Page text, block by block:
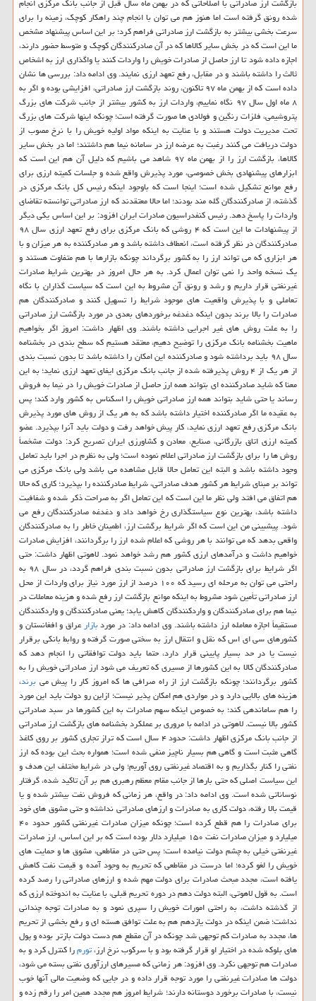
شده رونق گرفته است اما هنوز هم می توان با انجام چند راهكار كوچك، زمینه را برای
سرعت بخشی بیشتر به بازگشت ارز صادراتی فراهم كرد؛ بر این اساس پیشنهاد مشخص
ما این است كه در بخش سایر كالاها كه در آن صادركنندگان كوچك و متوسط حضور دارند،
اجازه داده شود تا ارز حاصل از صادرات خویش را واردات كنند یا واگذاری ارز به اشخاص
ثالث را داشته باشند و در مقابل، رفع تعهد ارزی نمایند. وی ادامه داد: بررسی ها نشان
داده است كه از بهمن ماه ۹۷ تاكنون، روند بازگشت ارز صادراتی، افزایشی بوده و اگر به
۸ ماه اول سال ۹۷ نگاه نماییم، واردات ارز به كشور بیشتر از جانب شركت های بزرگ
پتروشیمی، فلزات رنگین و فولادی ها صورت گرفته است؛ چونكه اینها شركت های بزرگ
تحت مدیریت دولت هستند و با عنایت به اینكه مواد اولیه خویش را با نرخ مصوب از
دولت دریافت می كنند رغبت به عرضه ارز در سامانه نیما هم داشتند؛ اما در بخش سایر
كالاها، بازگشت ارز را از بهمن ماه ۹۷ شاهد می باشیم كه دلیل آن هم این است كه
ابزارهای پیشنهادی بخش خصوصی، مورد پذیرش واقع شده و جلسات كمیته ارزی برای
رفع موانع تشكیل شده است؛ اینجا است كه باوجود اینكه رئیس كل بانك مركزی در
گذشته، از صادركنندگان گله مند بودند؛ اما حالا معتقدند كه ارز صادراتی توانسته تقاضای
واردات را پاسخ دهد. رئیس كنفدراسیون صادرات ایران افزود: بر این اساس یكی دیگر
از پیشنهادات ما این است كه ۴ روشی كه بانك مركزی برای رفع تعهد ارزی سال ۹۸
صادركنندگان در نظر گرفته است، انعطاف داشته باشد و هر صادركننده به هر میزان و با
هر ابزاری كه می تواند ارز را به كشور برگرداند چونكه بازارها با هم متفاوت هستند و
یك نسخه واحد را نمی توان اعمال كرد. به هر حال امروز در بهترین شرایط صادرات
غیرنفتی قرار داریم و رشد و رونق آن مشروط به این است كه سیاست گذاران با نگاه
تعاملی و با پذیرش واقعیت های موجود شرایط را تسهیل كنند و صادركنندگان هم
صادرات را بالا برند بدون اینكه دغدغه برخوردهای بعدی در مورد بازگشت ارز صادراتی
را به علت روش های غیر اجرایی داشته باشند. وی اظهار داشت: امروز اگر بخواهیم
ماهیت بخشنامه بانك مركزی را توضیح دهیم، معتقد هستیم كه سطح بندی در بخشنامه
سال ۹۸ باید برداشته شود و صادركننده این امكان را داشته باشد تا بدون نسبت بندی
از هر یك از ۴ روش پذیرفته شده از جانب بانك مركزی ایفای تعهد ارزی نماید؛ به این
معنا كه شاید صادركننده ای بتواند همه ارز حاصل از صادرات خویش را در نیما به فروش
رساند یا حتی شاید بتواند همه ارز صادراتی خویش را اسكناس به كشور وارد كند؛ پس
به عقیده ما اگر صادركننده اختیار داشته باشد كه به هر یك از روش های مورد پذیرش
بانك مركزی رفع تعهد ارزی نماید، كار پیش خواهد رفت و دولت باید آنرا بپذیرد. عضو
كمیته ارزی اتاق بازرگانی، صنایع، معادن و كشاورزی ایران تصریح كرد: دولت مشخصاً
روش ها را برای بازگشت ارز صادراتی اعلام نموده است؛ ولی به نظرم در اجرا باید تعامل
وجود داشته باشد و البته این تعامل حالا قابل مشاهده می باشد ولی بانك مركزی می
تواند بر مبنای شرایط هر كشور هدف صادراتی، شرایط صادركننده را بپذیرد؛ كاری كه حالا
هم اتفاق می افتد ولی نظر ما این است كه این تعامل اگر به صراحت ذكر شده و شفافیت
داشته باشد، بهترین نوع سیاستگذاری رخ خواهد داد و دغدغه صادركنندگان رفع می
شود. پیشبینی من این است كه اگر شرایط برگشت ارز، اطمینان خاطر را به صادركنندگان
واقعی بدهد كه می توانند با هر روشی كه اعلام شده ارز را برگردانند، افزایش صادرات
خواهیم داشت و درآمدهای ارزی كشور هم رشد خواهد نمود. لاهوتی اظهار داشت: حتی
اگر شرایط برای بازگشت ارز صادراتی بدون نسبت بندی فراهم گردد، در سال ۹۸ به
راحتی می توان به مرحله ای رسید كه ۱۰۰ درصد از ارز مورد نیاز برای واردات از محل
ارز صادراتی تأمین شود مشروط به اینكه موانع بازگشت ارز رفع شده و هزینه معاملات در
نیما هم برای صادركنندگان و واردكنندگان كاهش یابد؛ یعنی صادركنندگان و واردكنندگان
مستقیماً اجازه معامله ارز داشته باشند. وی ادامه داد: در موردبازارعراق و افغانستان و
كشورهای سی ای اس كه نقل و انتقال ارز به سختی صورت گرفته و روابط بانكی برقرار
نیست یا در حد بسیار پایینی قرار دارد، حتما باید دولت توافقاتی را انجام دهد كه
صادركنندگان كالا به این كشورها از مسیری كه تعریف می شود ارز صادراتی خویش را به
كشور برگردانند؛ چونكه بازگشت ارز از راه صرافی ها كه امروز كار را پیش می برند،
هزینه های بالایی دارد و در مواردی هم امكان پذیر نیست؛ ازاین رو دولت باید این مورد
را هم ساماندهی كند؛ به خصوص اینكه سهم صادرات به این كشورها در سبد صادراتی
كشور بالا نیست. لاهوتی در ادامه با مروری بر عملكرد بخشنامه های بازگشت ارز صادراتی
از جانب بانك مركزی اظهار داشت: حدود ۴ سال است كه تراز تجاری كشور بر روی كاغذ
گاهی مثبت است و گاهی هم بسیار ناچیز منفی شده است؛ همواره بحث این بوده كه ارز
نفتی را كنار بگذاریم و به اقتصاد غیرنفتی روی آوریم؛ ولی در شرایط مختلف این هدف و
این سیاست اصلی كه حتی بارها از جانب مقام معظم رهبری هم بر آن تاكید شده، گرفتار
نوساناتی شده است. وی ادامه داد: در واقع، هر زمانی كه فروش نفت بیشتر شده و یا
قیمت بالا رفته، دولت كاری به صادرات و ارزهای صادراتی نداشته و حتی مشوق های خود
برای صادرات را هم قطع كرده است؛ چونكه میزان صادرات غیرنفتی كشور حدود ۴۰
میلیارد و میزان صادرات نفت ۱۵۰ میلیارد دلار بوده است كه بر این اساس، ارز صادرات
غیرنفتی خیلی به چشم دولت نیامده است؛ پس حتی در مقاطعی، مشوق ها و حمایت های
خویش را لغو كرده؛ اما درست در مقاطعی كه تحریم به وجود آمده و قیمت نفت كاهش
یافته است، مجدد مبحث صادرات برای دولت مهم شده و ارزهای صادراتی را رصد كرده
است. به قول لاهوتی، البته دولت دهم در دوره تحریم قبلی، با عنایت به اندوخته ارزی كه
از گذشته داشت، به راحتی امورات خویش را سپری نمود و به صادرات توجه چندانی
نداشت؛ ضمن اینكه در دولت یازدهم هم به علت توافق هسته ای و رفع بخشی از تحریم
ها، مجدد به صادرات كم توجهی شد چونكه در آن مقطع هم دست دولت بازتر بوده و پول
های بلوكه شده در اختیار او قرار گرفته بود و با سركوب نرخ ارز،تورمرا كنترل كرد و به
صادرات هم توجهی نكرد. وی افزود: هر زمانی كه مسیرهای ارزآوری نفتی بسته می شود،
دولت ها صادرات غیرنفتی را مورد توجه قرار داده و در جایی كه وضعیت مالی آنها خوب
نیست، با صادرات برخورد دوستانه دارند؛ شرایط امروز هم مجدد همین امر را رقم زده و